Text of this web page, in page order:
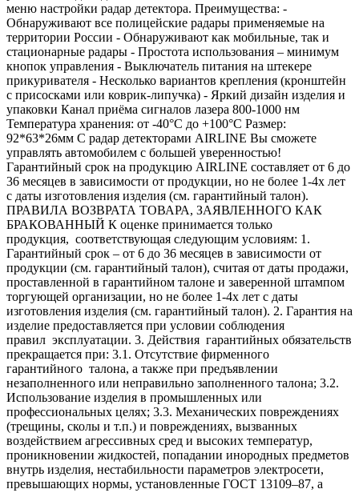
меню настройки радар детектора. Преимущества: -
Обнаруживают все полицейские радары применяемые на
территории России - Обнаруживают как мобильные, так и
стационарные радары - Простота использования – минимум
кнопок управления - Выключатель питания на штекере
прикуривателя - Несколько вариантов крепления (кронштейн
с присосками или коврик-липучка) - Яркий дизайн изделия и
упаковки Канал приёма сигналов лазера 800-1000 нм
Температура хранения: от -40°С до +100°С Размер:
92*63*26мм С радар детекторами AIRLINE Вы сможете
управлять автомобилем с большей уверенностью!
Гарантийный срок на продукцию AIRLINE составляет от 6 до
36 месяцев в зависимости от продукции, но не более 1-4х лет
с даты изготовления изделия (см. гарантийный талон).
ПРАВИЛА ВОЗВРАТА ТОВАРА, ЗАЯВЛЕННОГО КАК
БРАКОВАННЫЙ К оценке принимается только
продукция, соответствующая следующим условиям: 1.
Гарантийный срок – от 6 до 36 месяцев в зависимости от
продукции (см. гарантийный талон), считая от даты продажи,
проставленной в гарантийном талоне и заверенной штампом
торгующей организации, но не более 1-4х лет с даты
изготовления изделия (см. гарантийный талон). 2. Гарантия на
изделие предоставляется при условии соблюдения
правил эксплуатации. 3. Действия гарантийных обязательств
прекращается при: 3.1. Отсутствие фирменного
гарантийного талона, а также при предъявлении
незаполненного или неправильно заполненного талона; 3.2.
Использование изделия в промышленных или
профессиональных целях; 3.3. Механических повреждениях
(трещины, сколы и т.п.) и повреждениях, вызванных
воздействием агрессивных сред и высоких температур,
проникновении жидкостей, попадании инородных предметов
внутрь изделия, нестабильности параметров электросети,
превышающих нормы, установленные ГОСТ 13109–87, а